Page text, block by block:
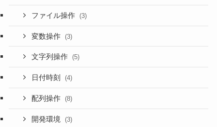
ファイル操作 (3)
変数操作 (3)
文字列操作 (5)
日付時刻 (4)
配列操作 (8)
開発環境 (3)